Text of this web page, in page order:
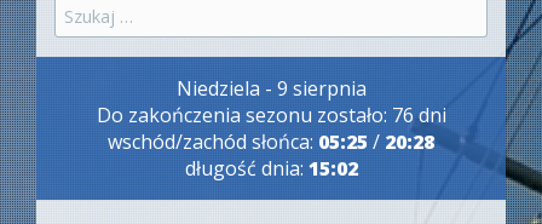
Szukaj:
Niedziela - 9 sierpnia
Do zakończenia sezonu zostało: 76 dni
wschód/zachód słońca: 05:25 / 20:28
długość dnia: 15:02